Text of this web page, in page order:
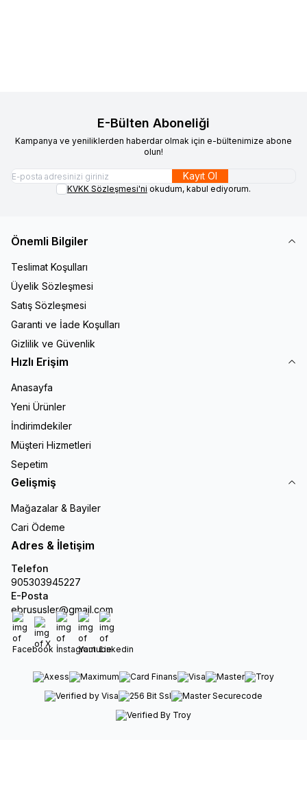
E-Bülten Aboneliği
Kampanya ve yeniliklerden haberdar olmak için e-bültenimize abone
olun!
Kayıt Ol
KVKK Sözleşmesi'ni okudum, kabul ediyorum.
Önemli Bilgiler
Teslimat Koşulları
Üyelik Sözleşmesi
Satış Sözleşmesi
Garanti ve İade Koşulları
Gizlilik ve Güvenlik
Hızlı Erişim
Anasayfa
Yeni Ürünler
İndirimdekiler
Müşteri Hizmetleri
Sepetim
Gelişmiş
Mağazalar & Bayiler
Cari Ödeme
Adres & İletişim
Telefon
905303945227
E-Posta
ebrususler@gmail.com
Facebook
X İnstagram
Youtube